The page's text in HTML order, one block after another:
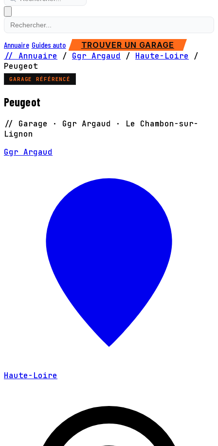
Annuaire Guides auto TROUVER UN GARAGE
// Annuaire / Ggr Argaud / Haute-Loire
/
Peugeot
GARAGE RÉFÉRENCÉ
Peugeot
// Garage · Ggr Argaud · Le Chambon-sur-
Lignon
Ggr Argaud
Haute-Loire